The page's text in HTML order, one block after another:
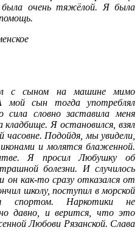
была очень тяжёлой. Я была
с сыном на машине мимо
мой сын тогда употреблял
сила словно заставила меня
кладбище. Я остановился, взял
часовне. Подойдя, мы увидели,
и молятся блаженной.
Я просил Любушку об
болезни. И случилось
он как-то сразу отказался от
школу, поступил в морской
спортом. Наркотики не
давно, и верится, что это
Любови Рязанской. Слава